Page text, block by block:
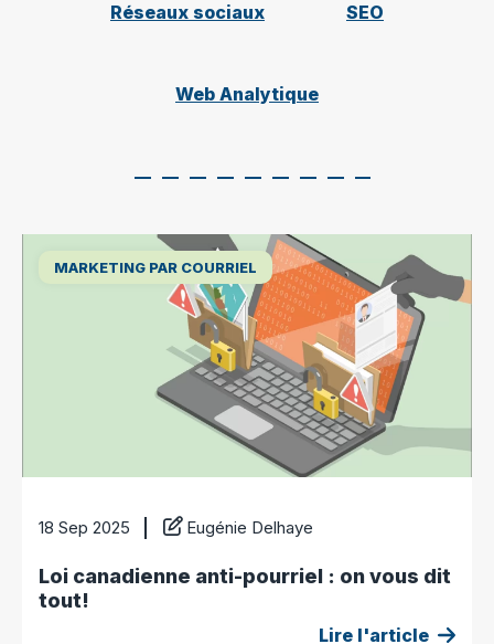
Réseaux sociaux SEO
Web Analytique
MARKETING PAR COURRIEL
18 Sep 2025 Eugénie Delhaye
Loi canadienne anti-pourriel : on vous dit
tout!
Lire l'article